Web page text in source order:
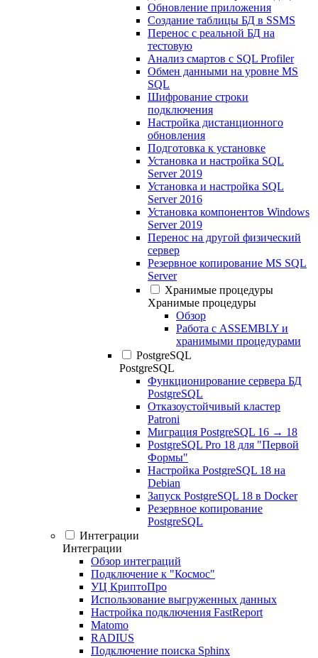
Обновление приложения
Создание таблицы БД в SSMS
Перенос с реальной БД на
тестовую
Анализ смартов с SQL Profiler
Обмен данными на уровне MS
SQL
Шифрование строки
подключения
Настройка дистанционного
обновления
Подготовка к установке
Установка и настройка SQL
Server 2019
Установка и настройка SQL
Server 2016
Установка компонентов Windows
Server 2019
Перенос на другой физический
сервер
Резервное копирование MS SQL
Server
Хранимые процедуры
Хранимые процедуры
Обзор
Работа с ASSEMBLY и
хранимыми процедурами
PostgreSQL
PostgreSQL
Функционирование сервера БД
PostgreSQL
Отказоустойчивый кластер
Patroni
Миграция PostgreSQL 16 → 18
PostgreSQL Pro 18 для "Первой
Формы"
Настройка PostgreSQL 18 на
Debian
Запуск PostgreSQL 18 в Docker
Резервное копирование
PostgreSQL
Интеграции
Интеграции
Обзор интеграций
Подключение к "Космос"
УЦ КриптоПро
Использование выгруженных данных
Настройка подключения FastReport
Matomo
RADIUS
Подключение поиска Sphinx